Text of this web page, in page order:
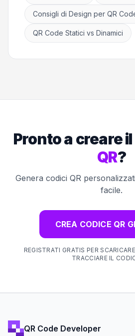
Consigli di Design per QR
QR Code Statici vs Dinamici
Pronto a creare
QR?
Genera codici QR
facile.
CREA CODICE QR
REGISTRATI GRATIS PER
TRACCIARE IL
QR Code Developer